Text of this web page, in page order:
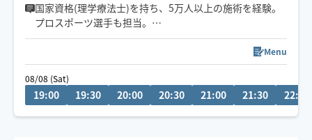
国家資格(理学療法士)を持ち、5万人以上の施術を経験。
プロスポーツ選手も担当。
心身をほぐして一人ひとりに合わせた施術で「また受け
Menu
08/08 (Sat)
19:00 19:30 20:00 20:30 21:00 21:30 22:00